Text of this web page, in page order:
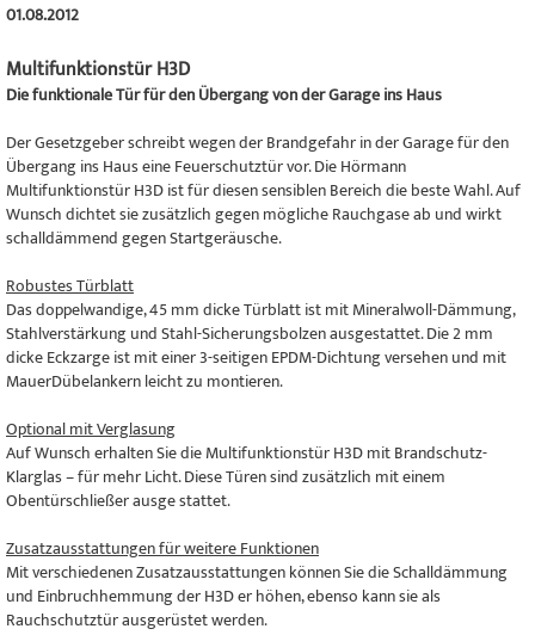
01.08.2012
Multifunktionstür H3D
Die funktionale Tür für den Übergang von der Garage ins Haus
Der Gesetzgeber schreibt wegen der Brandgefahr in der Garage für den
Übergang ins Haus eine Feuerschutztür vor. Die Hörmann
Multifunktionstür H3D ist für diesen sensiblen Bereich die beste Wahl. Auf
Wunsch dichtet sie zusätzlich gegen mögliche Rauchgase ab und wirkt
schalldämmend gegen Startgeräusche.
Robustes Türblatt
Das doppelwandige, 45 mm dicke Türblatt ist mit Mineralwoll-Dämmung,
Stahlverstärkung und Stahl-Sicherungsbolzen ausgestattet. Die 2 mm
dicke Eckzarge ist mit einer 3-seitigen EPDM-Dichtung versehen und mit
MauerDübelankern leicht zu montieren.
Optional mit Verglasung
Auf Wunsch erhalten Sie die Multifunktionstür H3D mit Brandschutz-
Klarglas – für mehr Licht. Diese Türen sind zusätzlich mit einem
Obentürschließer ausge stattet.
Zusatzausstattungen für weitere Funktionen
Mit verschiedenen Zusatzausstattungen können Sie die Schalldämmung
und Einbruchhemmung der H3D er höhen, ebenso kann sie als
Rauchschutztür ausgerüstet werden.